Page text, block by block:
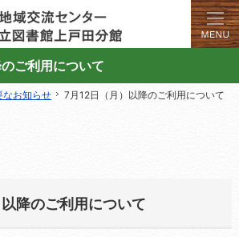
ご利用について
域の講座や施設をご案内しています。
図書館上戸田分館の総合案内サイト
なお知らせ 7月12日（月）以降のご利用について
降のご利用について
なお知らせ 7月12日（月）以降のご利用について